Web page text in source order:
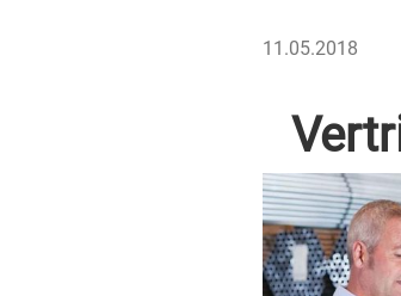
VERÖFFENTLICHT
11.05.2018